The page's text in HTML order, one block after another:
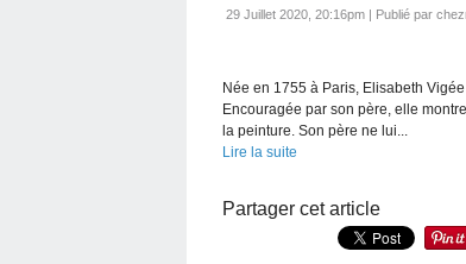
29 Juillet 2020, 20:16pm | Publié par
Née en 1755 à Paris, Elisabeth
Encouragée par son père, elle
la peinture. Son père ne lui...
Lire la suite
Partager cet article